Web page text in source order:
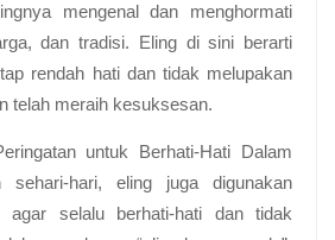
mengenal dan menghormati
dan tradisi. Eling di sini berarti
rendah hati dan tidak melupakan
telah meraih kesuksesan.
untuk Berhati-Hati Dalam
sehari-hari, eling juga digunakan
agar selalu berhati-hati dan tidak